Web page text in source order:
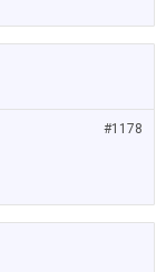
#1178